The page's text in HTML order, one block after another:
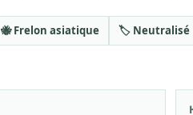
🐝 Frelon asiatique 🏷️ Neutralisé